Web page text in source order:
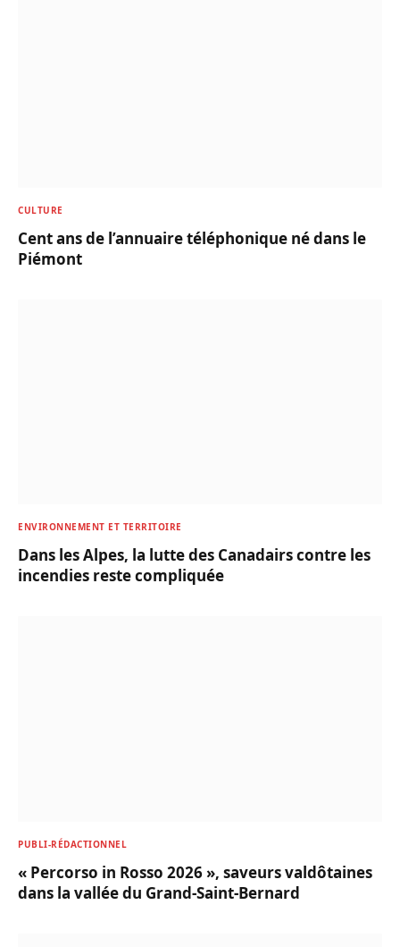
CULTURE
Cent ans de l’annuaire téléphonique né dans le
Piémont
ENVIRONNEMENT ET TERRITOIRE
Dans les Alpes, la lutte des Canadairs contre les
incendies reste compliquée
PUBLI-RÉDACTIONNEL
« Percorso in Rosso 2026 », saveurs valdôtaines
dans la vallée du Grand-Saint-Bernard